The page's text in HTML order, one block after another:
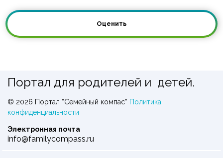
Оценить
© 2026 Портал “Семейный компас” Политика
конфиденциальности
Электронная почта
info@familycompass.ru
Портал для родителей и детей.